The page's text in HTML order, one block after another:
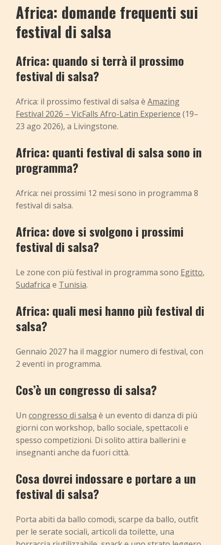
Africa: domande frequenti sui
festival di salsa
Africa: quando si terrà il prossimo
festival di salsa?
Africa: il prossimo festival di salsa è Amazing
Festival 2026 – VicFalls Afro-Latin Experience (19–
23 ago 2026), a Livingstone.
Africa: quanti festival di salsa sono in
programma?
Africa: nei prossimi 12 mesi sono in programma 8
festival di salsa.
Africa: dove si svolgono i prossimi
festival di salsa?
Le zone con più festival in programma sono Egitto,
Sudafrica e Tunisia.
Africa: quali mesi hanno più festival di
salsa?
Gennaio 2027 ha il maggior numero di festival, con
2 eventi in programma.
Cos’è un congresso di salsa?
Un congresso di salsa è un evento di danza di più
giorni con workshop, ballo sociale, spettacoli e
spesso competizioni. Di solito attira ballerini e
insegnanti anche da fuori città.
Cosa dovrei indossare e portare a un
festival di salsa?
Porta abiti da ballo comodi, scarpe da ballo, outfit
per le serate sociali, articoli da toilette, una